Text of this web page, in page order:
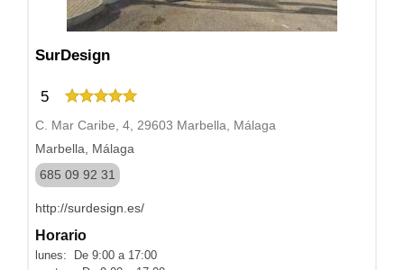
SurDesign
5
C. Mar Caribe, 4, 29603 Marbella, Málaga
Marbella, Málaga
685 09 92 31
http://surdesign.es/
Horario
lunes: De 9:00 a 17:00